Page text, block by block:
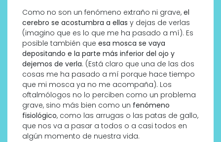
Como no son un fenómeno extraño ni grave, el
cerebro se acostumbra a ellas y dejas de verlas
(imagino que es lo que me ha pasado a mí). Es
posible también que esa mosca se vaya
depositando e la parte más inferior del ojo y
dejemos de verla. (Está claro que una de las dos
cosas me ha pasado a mí porque hace tiempo
que mi mosca ya no me acompaña). Los
oftalmólogos no lo perciben como un problema
grave, sino más bien como un fenómeno
fisiológico, como las arrugas o las patas de gallo,
que nos va a pasar a todos o a casi todos en
algún momento de nuestra vida.